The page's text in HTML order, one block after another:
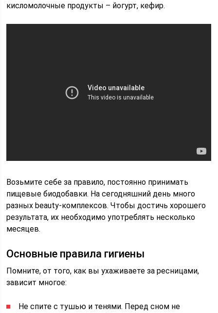
кисломолочные продукты – йогурт, кефир.
Возьмите себе за правило, постоянно принимать
пищевые биодобавки. На сегодняшний день много
разных beauty-комплексов. Чтобы достичь хорошего
результата, их необходимо употреблять несколько
месяцев.
Основные правила гигиены
Помните, от того, как вы ухаживаете за ресницами,
зависит многое:
Не спите с тушью и тенями. Перед сном не